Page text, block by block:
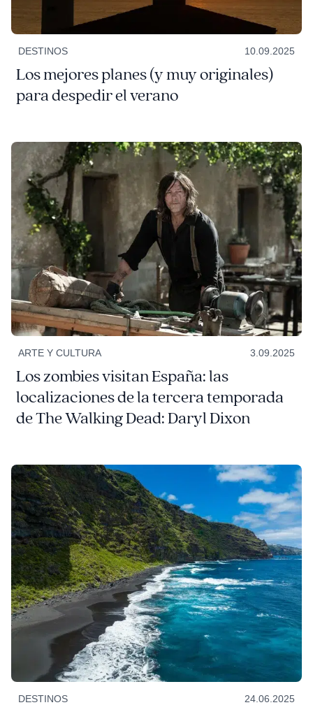
DESTINOS 10.09.2025
Los mejores planes (y muy originales)
para despedir el verano
ARTE Y CULTURA 3.09.2025
Los zombies visitan España: las
localizaciones de la tercera temporada
de The Walking Dead: Daryl Dixon
DESTINOS 24.06.2025